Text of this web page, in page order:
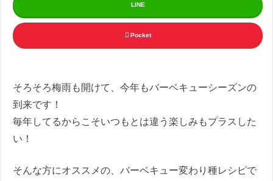
LINE
Pocket
そろそろ梅雨も開けて、今年もバーベキューシーズンの
到来です！
毎年してるからこそいつもとは違う楽しみもプラスした
い！
そんな方にオススメの、バーベキュー変わり種レシピで